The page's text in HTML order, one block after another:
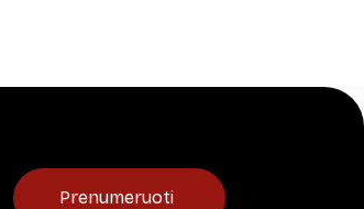
Prenumeruoti